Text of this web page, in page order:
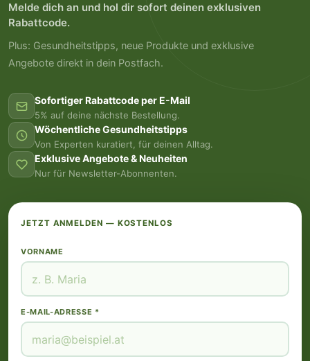
Melde dich an und hol dir sofort deinen exklusiven
Rabattcode.
Plus: Gesundheitstipps, neue Produkte und exklusive
Angebote direkt in dein Postfach.
Sofortiger Rabattcode per E-Mail
5% auf deine nächste Bestellung.
Wöchentliche Gesundheitstipps
Von Experten kuratiert, für deinen Alltag.
Exklusive Angebote & Neuheiten
Nur für Newsletter-Abonnenten.
JETZT ANMELDEN — KOSTENLOS
VORNAME
E-MAIL-ADRESSE *